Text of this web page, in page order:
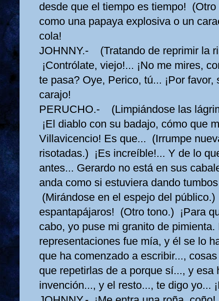
desde que el tiempo es tiempo!
como una papaya explosiva o un
cola!
JOHNNY.- (Tratando de reprimir la
¡Contrólate, viejo!... ¡No me mires,
te pasa? Oye, Perico, tú... ¡Por favor,
carajo!
PERUCHO.- (Limpiándose las
¡El diablo con su badajo, cómo que
Villavicencio! Es que... (Irrumpe
risotadas.) ¡Es increíble!... Y de lo
antes... Gerardo no está en sus
anda como si estuviera dando
(Mirándose en el espejo del público.)
espantapájaros! (Otro tono.) ¡Para
cabo, yo puse mi granito de pimienta.
representaciones fue mía, y él se lo
que ha comenzado a escribir...,
que repetirlas de a porque sí..., y esa
invención..., y el resto..., te digo yo...